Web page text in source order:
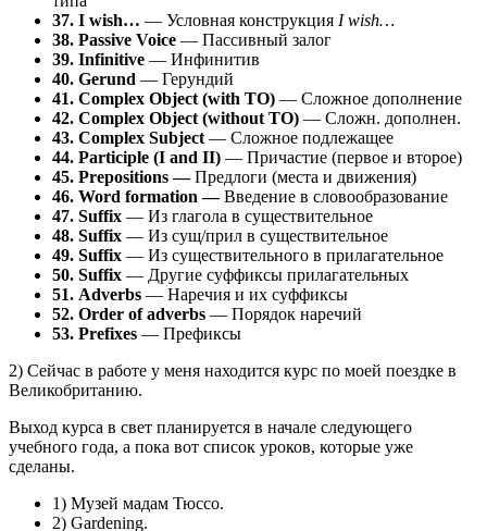
37. I wish… — Условная конструкция I wish…
38. Passive Voice — Пассивный залог
39. Infinitive — Инфинитив
40. Gerund — Герундий
41. Complex Object (with TO) — Сложное дополнение
42. Complex Object (without TO) — Сложн. дополнен.
43. Complex Subject— Сложное подлежащее
44. Participle (I and II) — Причастие (первое и второе)
45. Prepositions—Предлоги (места и движения)
46. Word formation —Введение в словообразование
47. Suffix — Из глагола в существительное
48. Suffix — Из сущ/прил в существительное
49. Suffix — Из существительного в прилагательное
50. Suffix — Другие суффиксы прилагательных
51. Adverbs — Наречия и их суффиксы
52. Order of adverbs — Порядок наречий
53. Prefixes — Префиксы
2) Сейчас в работе у меня находится курс по моей поездке в
Великобританию.
Выход курса в свет планируется в начале следующего
учебного года, а пока вот список уроков, которые уже
сделаны.
1) Музей мадам Тюссо.
2) Gardening.